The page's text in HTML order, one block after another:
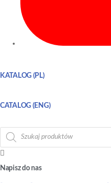
KATALOG (PL)
CATALOG (ENG)
Wyszukiwarka
produktów
Napisz do nas